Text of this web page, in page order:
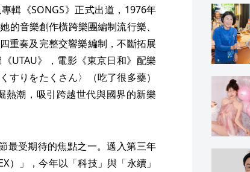
輯《SONGS》正式出道，1976年
的音樂創作橫跨樂團編制流行樂、
重奏及完整交響樂編制，不斷拓展
UTAU》，電影《東京日和》配樂
すりをたくさん〉（吃了很多藥）
熱潮，吸引跨越世代與國界的新樂
最受期待的焦點之一。邁入第三年
）」，今年以「科技」與「永續」